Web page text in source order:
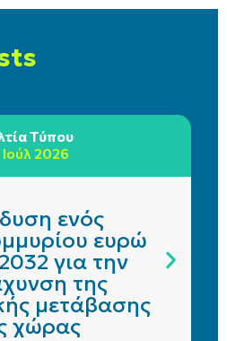
Τύπου
Ιούλ 2026
ενός
ευρώ
για την
της
μετάβασης
χώρας